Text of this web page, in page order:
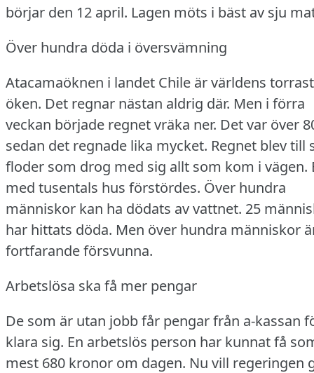
börjar den 12 april. Lagen möts i bäst av sju
Över hundra döda i översvämning
Atacamaöknen i landet Chile är världens
öken. Det regnar nästan aldrig där. Men i förra
veckan började regnet vräka ner. Det var över
sedan det regnade lika mycket. Regnet blev till
floder som drog med sig allt som kom i vägen.
med tusentals hus förstördes. Över hundra
människor kan ha dödats av vattnet. 25
har hittats döda. Men över hundra människor
fortfarande försvunna.
Arbetslösa ska få mer pengar
De som är utan jobb får pengar från a-kassan
klara sig. En arbetslös person har kunnat få
mest 680 kronor om dagen. Nu vill regeringen